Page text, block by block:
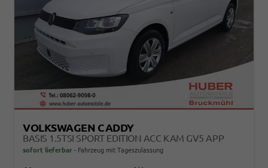
VOLKSWAGEN CADDY
BASIS 1.5TSI SPORT EDITION ACC KAM GV5 APP
sofort lieferbar Fahrzeug mit Tageszulassung